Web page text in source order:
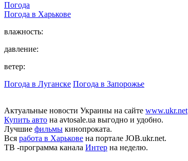
Погода
Погода в Харькове
влажность:
давление:
ветер:
Погода в Луганске Погода в Запорожье
Актуальные новости Украины на сайте www.ukr.net
Купить авто на avtosale.ua выгодно и удобно.
Лучшие фильмы кинопроката.
Вся работа в Харькове на портале JOB.ukr.net.
ТВ -программа канала Интер на неделю.